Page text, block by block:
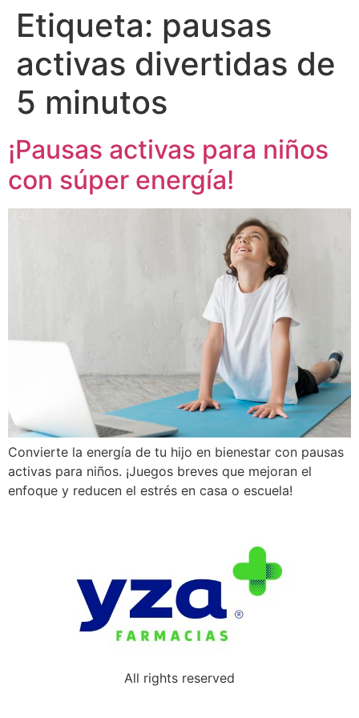
Etiqueta: pausas
activas divertidas de
5 minutos
¡Pausas activas para niños
con súper energía!
Convierte la energía de tu hijo en bienestar con pausas
activas para niños. ¡Juegos breves que mejoran el
enfoque y reducen el estrés en casa o escuela!
All rights reserved